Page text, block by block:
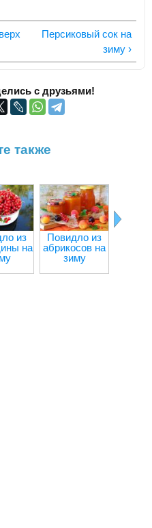
Персиковый сок на
зиму ›
с друзьями!
также
из
на
Повидло из
абрикосов на
зиму